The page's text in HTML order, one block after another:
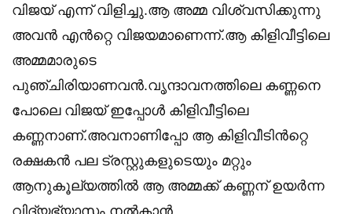
വിജയ് എന്ന് വിളിച്ചു.ആ അമ്മ വിശ്വസിക്കുന്നു
അവൻ എൻറ്റെ വിജയമാണെന്ന്.ആ കിളിവീട്ടിലെ
അമ്മമാരുടെ
പുഞ്ചിരിയാണവൻ.വൃന്ദാവനത്തിലെ കണ്ണനെ
പോലെ വിജയ് ഇപ്പോൾ കിളിവീട്ടിലെ
കണ്ണനാണ്.അവനാണിപ്പോ ആ കിളിവീടിൻറ്റെ
രക്ഷകൻ പല ട്രസ്റ്റുകളുടെയും മറ്റും
ആനുകൂല്യത്തിൽ ആ അമ്മക്ക് കണ്ണന് ഉയർന്ന
വിദ്യഭ്യാസം നൽകാൻ